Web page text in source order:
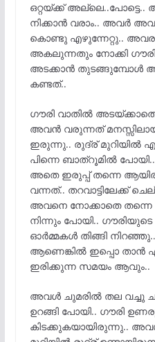
ഒറ്റയ്ക്ക് അല്ലെ..പോട്ടെ..
നിക്കാൻ വരാം.. അവർ
കൊണ്ടു എഴുന്നേറ്റു..
അകലുന്നതും നോക്കി
അടക്കാൻ തുടങ്ങുമ്പോൾ
കണ്ടത്..
ഗൗരി വാതിൽ
അവൻ വരുന്നത്
ഇരുന്നു.. രുദ്ര് മുറിയിൽ
പിന്നെ ബാത്‌റൂമിൽ
അതെ ഇരുപ്പ് തന്നെ
വന്നത്.. തറവാട്ടിലേക്ക്
അവനെ നോക്കാതെ
നിന്നും പോയി..
ഓർമ്മകൾ തിങ്ങി
ആണെങ്കിൽ ഇപ്പൊ താൻ
ഇരിക്കുന്ന സമയം ആവും..
അവൾ ചുമരിൽ തല വച്ചു
ഉറങ്ങി പോയി.. ഗൗരി
കിടക്കുകയായിരുന്നു..